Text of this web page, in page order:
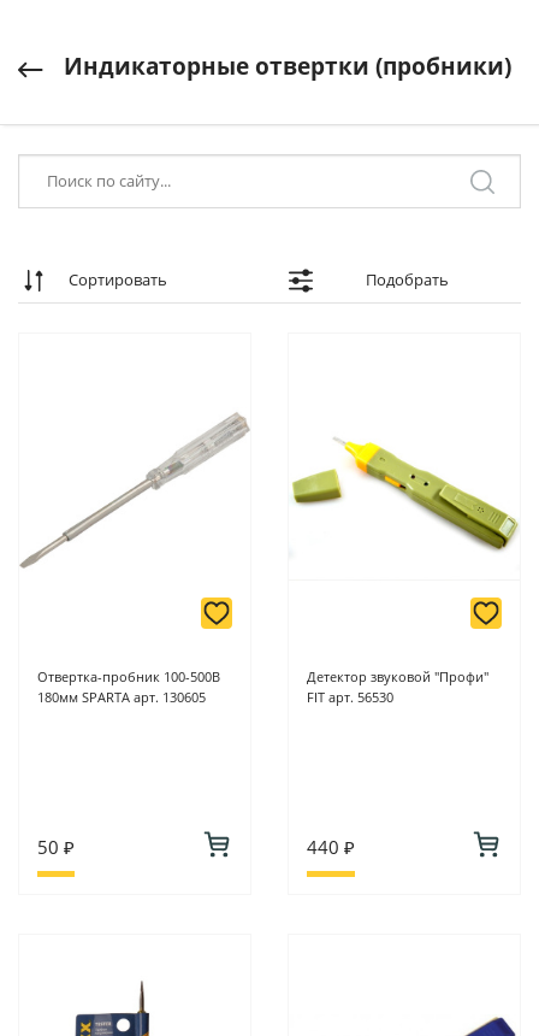
Индикаторные отвертки (пробники)
Сортировать Подобрать
Отвертка-пробник 100-500В
180мм SPARTA арт. 130605
50 ₽
Детектор звуковой "Профи"
FIT арт. 56530
440 ₽